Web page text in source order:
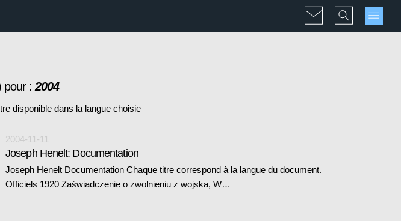
pour : 2004
disponible dans la langue choisie
2004-11-11
Joseph Henelt: Documentation
Joseph Henelt Documentation Chaque titre correspond à la langue du document.
Officiels 1920 Zaświadczenie o zwolnieniu z wojska, W…